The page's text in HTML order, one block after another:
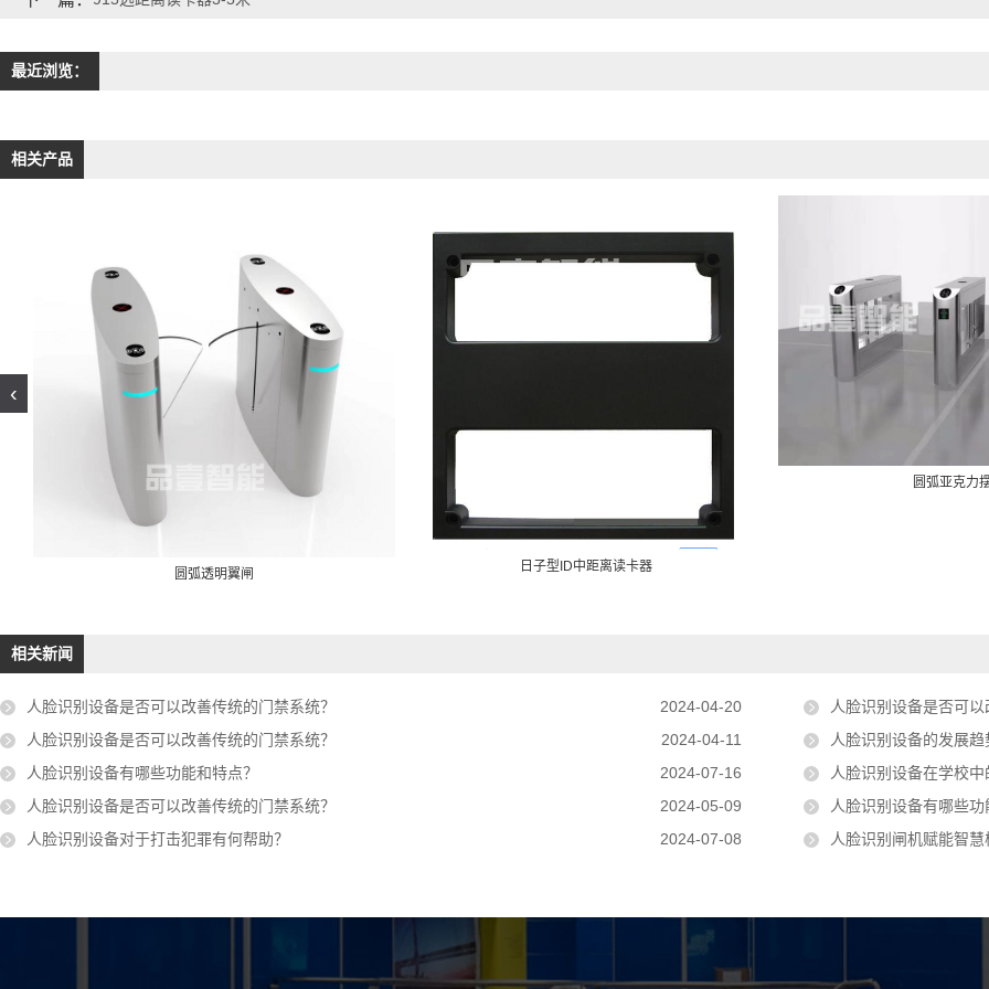
最近浏览：
相关产品
圆弧透明翼闸 日子型ID中距离读卡器
圆弧亚克力
‹
相关新闻
人脸识别设备是否可以改善传统的门禁系统？ 2024-04-20
人脸识别设备是否可
人脸识别设备是否可以改善传统的门禁系统？
2024-04-11
人脸识别设备的发展
人脸识别设备有哪些功能和特点？
2024-07-16
人脸识别设备在学校
人脸识别设备是否可以改善传统的门禁系统？
2024-05-09
人脸识别设备有哪些
人脸识别设备对于打击犯罪有何帮助？
2024-07-08 人脸识别闸机赋能智